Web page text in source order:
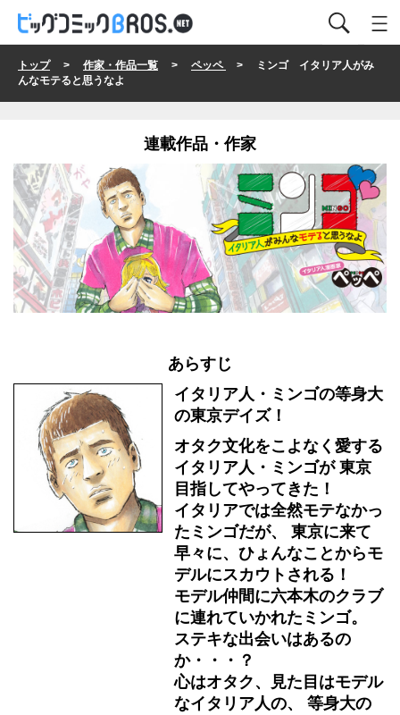
トップ> 作家・作品一覧 > ペッペ
> ミンゴ イタリア人がみ
んなモテると思うなよ
連載作品・作家
あらすじ
イタリア人・ミンゴの等身大
の東京デイズ！
オタク文化をこよなく愛する
イタリア人・ミンゴが 東京
目指してやってきた！
イタリアでは全然モテなかっ
たミンゴだが、 東京に来て
早々に、ひょんなことからモ
デルにスカウトされる！
モデル仲間に六本木のクラブ
に連れていかれたミンゴ。
ステキな出会いはあるの
か・・・？
心はオタク、見た目はモデル
なイタリア人の、 等身大の